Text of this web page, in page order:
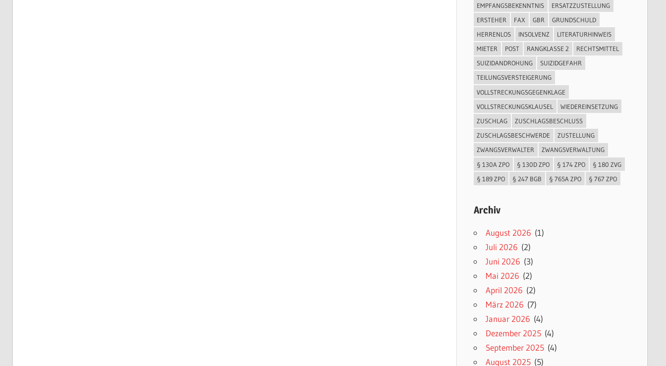
EMPFANGSBEKENNTNIS
ERSATZZUSTELLUNG
ERSTEHER
FAX GBR
GRUNDSCHULD
HERRENLOS
INSOLVENZ
LITERATURHINWEIS
MIETER
POST RANGKLASSE 2
RECHTSMITTEL
SUIZIDANDROHUNG
SUIZIDGEFAHR
TEILUNGSVERSTEIGERUNG
VOLLSTRECKUNGSGEGENKLAGE
VOLLSTRECKUNGSKLAUSEL
WIEDEREINSETZUNG
ZUSCHLAG
ZUSCHLAGSBESCHLUSS
ZUSCHLAGSBESCHWERDE
ZUSTELLUNG
ZWANGSVERWALTER
ZWANGSVERWALTUNG
§ 130A ZPO
§ 130D ZPO § 174 ZPO
§ 180 ZVG
§ 189 ZPO
§ 247 BGB § 765A ZPO § 767 ZPO
Archiv
August 2026 (1)
Juli 2026 (2)
Juni 2026 (3)
Mai 2026 (2)
April 2026 (2)
März 2026 (7)
Januar 2026 (4)
Dezember 2025(4)
September 2025(4)
August 2025(5)